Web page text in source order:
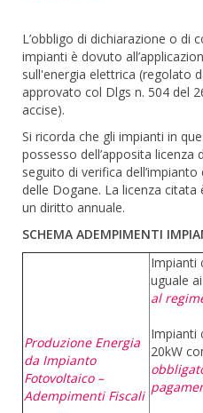
L’obbligo di dichiarazione o di
impianti è dovuto
sull'energia elettrica (regolato
approvato col Dlgs n. 504 del
accise).
Si ricorda che gli impianti in
possesso dell’apposita licenza
seguito di verifica
delle Dogane. La licenza
un diritto annuale.
SCHEMA ADEMPIMENTI
Produzione Energia
da Impianto
Fotovoltaico –
Adempimenti Fiscali
Impianti
uguale
al
Impianti
20kW